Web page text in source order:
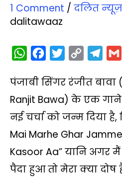
1 Comment / दलित न्‍यूज़
dalitawaaz
W
a
t
s
p
c
e
b
o
k
i
t
t
e
p
y
L
k
l
e
g
m
पंजाबी सिंगर रंजीत बावा
Ranjit Bawa) के एक
नई चर्चा को जन्‍म दिया
Mai Marhe Ghar
Kasoor Aa” यानि अगर
पैदा हुआ तो मेरा क्या